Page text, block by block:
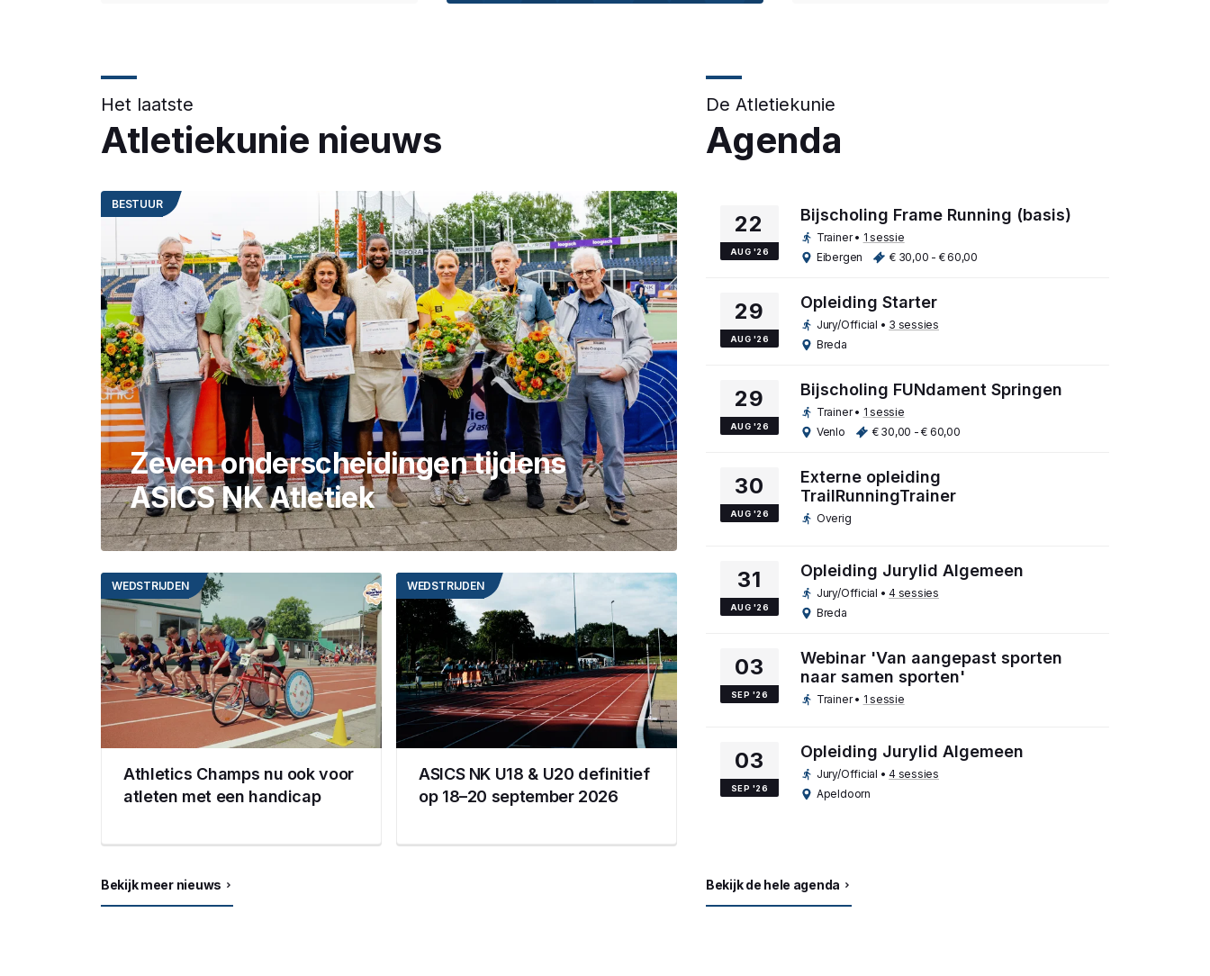
Het laatste
Atletiekunie nieuws
BESTUUR
Zeven onderscheidingen tijdens
ASICS NK Atletiek
WEDSTRIJDEN
Athletics Champs nu ook voor
atleten met een handicap
WEDSTRIJDEN
ASICS NK U18 & U20 definitief
op 18–20 september 2026
Bekijk meer nieuws
De Atletiekunie
Agenda
22
AUG '26
Bijscholing Frame Running (basis)
Trainer • 1 sessie
Eibergen
€ 30,00 - € 60,00
29
AUG '26
Opleiding Starter
Jury/Official • 3 sessies
Breda
29
AUG '26
Bijscholing FUNdament Springen
Trainer • 1 sessie
Venlo
€ 30,00 - € 60,00
30
AUG '26
Externe opleiding
TrailRunningTrainer
Overig
31
AUG '26
Opleiding Jurylid Algemeen
Jury/Official •4 sessies
Breda
03
SEP '26
Webinar 'Van aangepast sporten
naar samen sporten'
Trainer • 1 sessie
03
SEP '26
Opleiding Jurylid Algemeen
Jury/Official •4 sessies
Apeldoorn
Bekijk de hele agenda